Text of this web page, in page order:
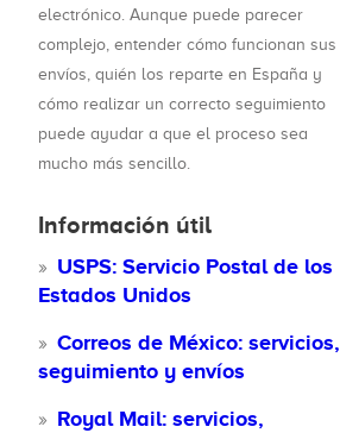
electrónico. Aunque puede parecer
complejo, entender cómo funcionan sus
envíos, quién los reparte en España y
cómo realizar un correcto seguimiento
puede ayudar a que el proceso sea
mucho más sencillo.
Información útil
USPS: Servicio Postal de los
Estados Unidos
Correos de México: servicios,
seguimiento y envíos
Royal Mail: servicios,